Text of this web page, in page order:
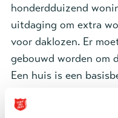
honderdduizend
uitdaging om extra
voor daklozen. Er
gebouwd worden om
Een huis is een
ingerichte woningen